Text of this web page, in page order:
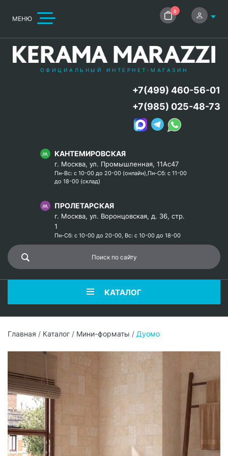
МЕНЮ
0
ОФИЦИАЛЬНЫЙ ИНТЕРНЕТ-МАГАЗИН
КАНТЕМИРОВСКАЯ
г. Москва, ул. Промышленная, 11Ас47
Пн-Вс: с 10-00 до 20-00 (онлайн),Пн-Сб: с 11-00
до 18-00 (склад)
ПРОЛЕТАРСКАЯ
г. Москва, ул. Воронцовская, д. 36, стр.
1
Пн-Сб: с 10-00 до 20-00, Вс: с 10-00 до 18-00
+7(499) 460-56-01
+7(985) 025-48-73
КАТАЛОГ
Главная / Каталог / Мини-форматы / Дуомо